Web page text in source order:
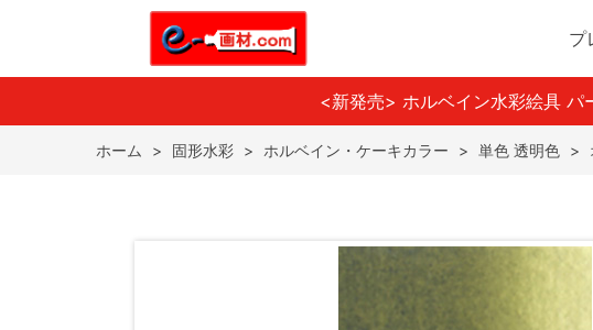
プ
<新発売> ホルベイン水彩絵具
ホーム > 固形水彩 > ホルベイン・ケーキカラー > 単色 透明色 >